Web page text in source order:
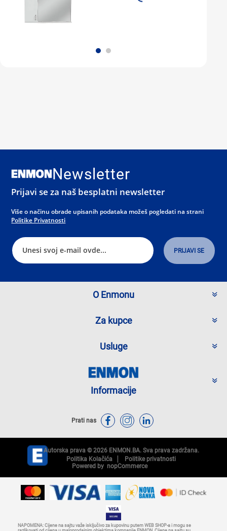
Newsletter
Prijavi se za naš besplatni newsletter
Više o načinu obrade upisanih podataka možeš pogledati na strani
Politike Privatnosti
O Enmonu
Za kupce
Usluge
Informacije
Prati nas
Autorska prava © 2026 ENMON.BA. Sva prava zadržana.
Politika Kolačića
Politike privatnosti
Powered by nopCommerce
NAPOMENA: Cijene na sajtu važe isključivo za kupovinu putem WEB SHOP-a i mogu se